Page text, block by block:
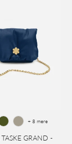
TASKE GRAND -
+ 8 mere